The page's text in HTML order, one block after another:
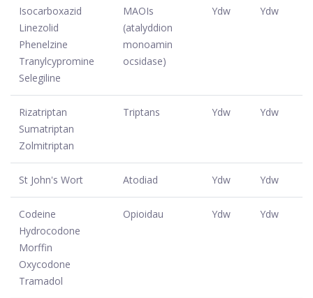
Isocarboxazid
Linezolid
Phenelzine
Tranylcypromine
Selegiline
MAOIs
(atalyddion
monoamin
ocsidase)
Ydw Ydw
Rizatriptan
Sumatriptan
Zolmitriptan
Triptans Ydw Ydw
St John's Wort Atodiad Ydw Ydw
Codeine
Hydrocodone
Morffin
Oxycodone
Tramadol
Opioidau Ydw Ydw